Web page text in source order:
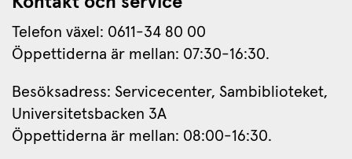
Telefon växel: 0611-34 80 00
Öppettiderna är mellan: 07:30-16:30.
Besöksadress: Servicecenter, Sambiblioteket,
Universitetsbacken 3A
Öppettiderna är mellan: 08:00-16:30.